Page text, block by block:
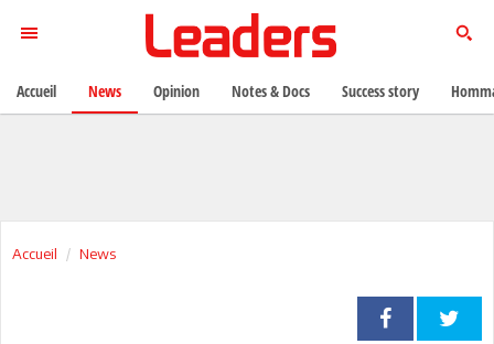
Accueil News
Accueil News Opinion Notes & Docs Success story